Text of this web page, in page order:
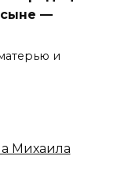
сыне —
и